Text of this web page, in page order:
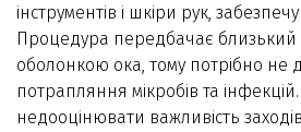
інструментів і шкіри рук,
Процедура передбачає близький
оболонкою ока, тому потрібно не
потрапляння мікробів та
недооцінювати важливість